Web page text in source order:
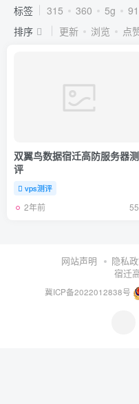
标签
315 360 5g
排序
更新 浏览 点
双翼鸟数据宿迁高防服务器测
评
vps测评
2年前
网站声明 隐私
宿迁
冀ICP备2022012838号